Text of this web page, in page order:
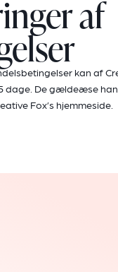
af
kan af
dage. De gældeæse
Fox’s hjemmeside.